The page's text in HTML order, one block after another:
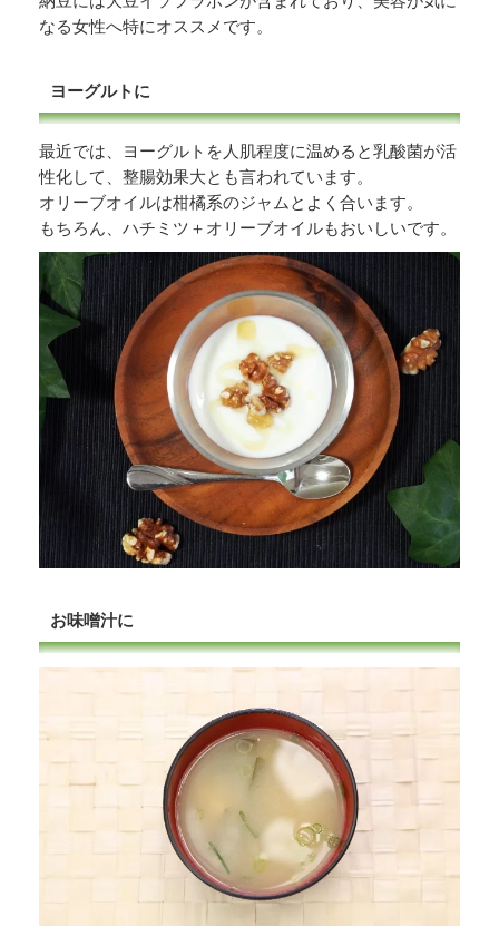
なる女性へ特にオススメです。
ヨーグルトに
最近では、ヨーグルトを人肌程度に温めると乳酸菌が活
性化して、整腸効果大とも言われています。
オリーブオイルは柑橘系のジャムとよく合います。
もちろん、ハチミツ＋オリーブオイルもおいしいです。
お味噌汁に